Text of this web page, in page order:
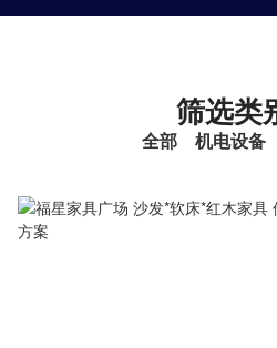
筛选类
全部 机电设备